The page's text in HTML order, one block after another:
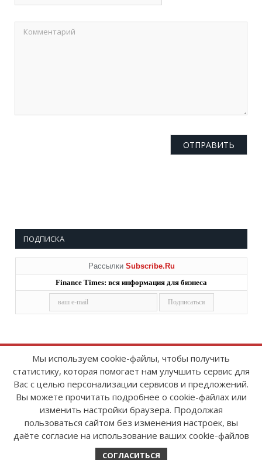
ПОДПИСКА
Рассылки Subscribe.Ru
Finance Times: вся информация для бизнеса
Copyright © 2008-2026FinanceTimes
Зарегистрировано в Роскомнадзоре
Свидетельство о регистрации СМИ:
серия Эл № ФС77-86300 от 10 ноября 2023 г
Мы используем cookie-файлы, чтобы получить
статистику, которая помогает нам улучшить сервис для
Вас с целью персонализации сервисов и предложений.
Вы можете прочитать подробнее о cookie-файлах или
изменить настройки браузера. Продолжая
пользоваться сайтом без изменения настроек, вы
даёте согласие на использование ваших cookie-файлов
СОГЛАСИТЬСЯ